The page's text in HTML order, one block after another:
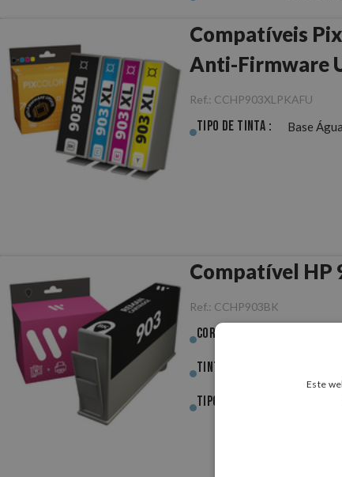
Compatíveis
Anti-Firmware
Ref.: CCHP903XLPKAFU
Tipo de Tinta : Base
Compatível HP
Ref.: CCHP903BK
Cor :
Tinta (ml) :
Tipo de Tinta : Base
Este